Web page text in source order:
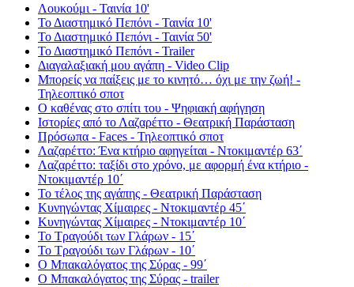
Λουκούμι - Ταινία 10'
Το Διαστημικό Πεπόνι - Ταινία 10'
Το Διαστημικό Πεπόνι - Ταινία 50'
Το Διαστημικό Πεπόνι - Trailer
Διαγαλαξιακή μου αγάπη - Video Clip
Μπορείς να παίξεις με το κινητό… όχι με την ζωή! -
Τηλεοπτικό σποτ
Ο καθένας στο σπίτι του - Ψηφιακή αφήγηση
Ιστορίες από το Λαζαρέττο - Θεατρική Παράσταση
Πρόσωπα - Faces - Τηλεοπτικό σποτ
Λαζαρέττο: Ένα κτήριο αφηγείται - Ντοκιμαντέρ 63΄
Λαζαρέττο: ταξίδι στο χρόνο, με αφορμή ένα κτήριο -
Ντοκιμαντέρ 10΄
Το τέλος της αγάπης - Θεατρική Παράσταση
Κυνηγώντας Χίμαιρες - Ντοκιμαντέρ 45΄
Κυνηγώντας Χίμαιρες - Ντοκιμαντέρ 10΄
Το Τραγούδι των Γλάρων - 15΄
Το Τραγούδι των Γλάρων - 10΄
Ο Μπακαλόγατος της Σύρας - 99΄
Ο Μπακαλόγατος της Σύρας - trailer